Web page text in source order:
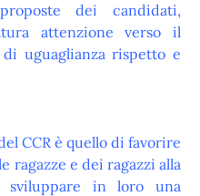
dei candidati,
attenzione verso il
uguaglianza rispetto e
è quello di favorire
ragazze e dei ragazzi alla
in loro una